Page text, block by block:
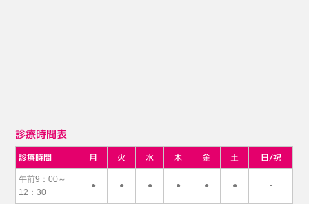
診療時間表
診療時間 月 火 水 木 金 土 日/祝
午前9：00～
12：30
● ● ● ● ● ● -